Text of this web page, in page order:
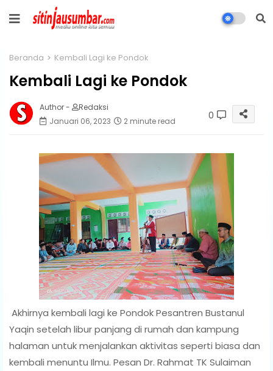
Beranda Kembali Lagi ke Pondok
Kembali Lagi ke Pondok
Author -
Redaksi
Januari 06, 2023
2 minute read 0
Akhirnya kembali lagi ke Pondok Pesantren Bustanul
Yaqin setelah libur panjang di rumah dan kampung
halaman untuk menjalankan aktivitas seperti biasa dan
kembali menuntu Ilmu. Pesan Dr. Rahmat TK Sulaiman